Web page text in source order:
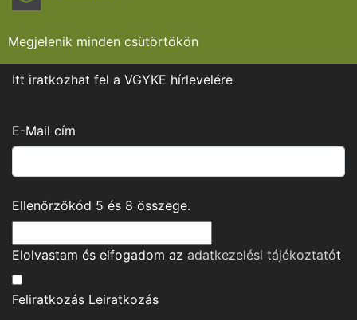
Megjelenik minden csütörtökön
Itt iratkozhat fel a VGYKE hírlevelére
E-Mail cím
Ellenőrzőkód 5 és 8 összege.
Elolvastam és elfogadom az adatkezelési tájékoztatót
Feliratkozás Leiratkozás